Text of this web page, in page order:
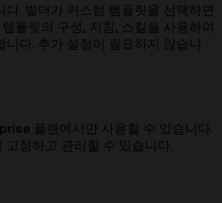
. 빌더가 커스텀 템플릿을 선택하면
플릿의 구성, 지침, 스킬을 사용하여
다. 추가 설정이 필요하지 않습니
플랜에서만 사용할 수 있습니다.
고정하고 관리할 수 있습니다.